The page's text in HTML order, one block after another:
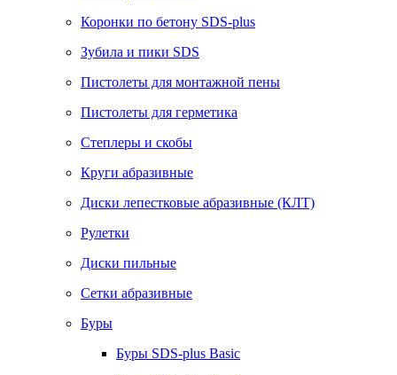
Коронки по бетону SDS-plus
Зубила и пики SDS
Пистолеты для монтажной пены
Пистолеты для герметика
Степлеры и скобы
Круги абразивные
Диски лепестковые абразивные (КЛТ)
Рулетки
Диски пильные
Сетки абразивные
Буры
Буры SDS-plus Basic